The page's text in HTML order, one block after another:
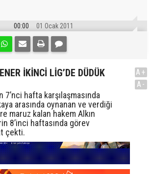
00:00 01 Ocak 2011
İKİNCİ LİG’DE DÜDÜK
7’nci hafta karşılaşmasında
arasında oynanan ve verdiği
maruz kalan hakem Alkın
8’inci haftasında görev
çekti.
A+
A-